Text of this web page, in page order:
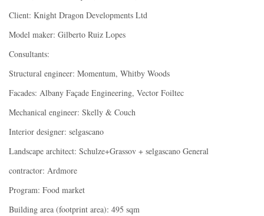
Client: Knight Dragon Developments Ltd
Model maker: Gilberto Ruiz Lopes
Consultants:
Structural engineer: Momentum, Whitby Woods
Facades: Albany Façade Engineering, Vector Foiltec
Mechanical engineer: Skelly & Couch
Interior designer: selgascano
Landscape architect: Schulze+Grassov + selgascano General
contractor: Ardmore
Program: Food market
Building area (footprint area): 495 sqm